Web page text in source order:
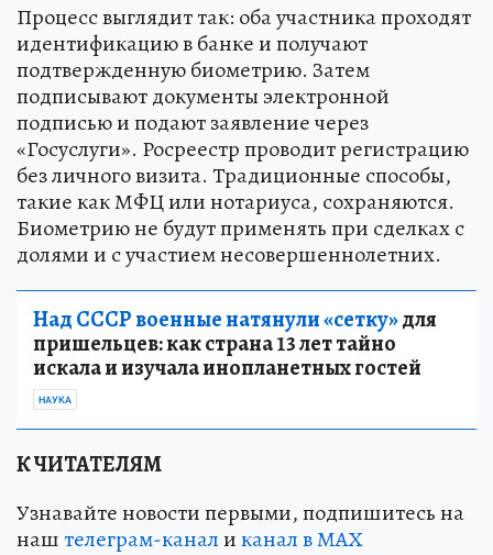
Процесс выглядит так: оба участника проходят
идентификацию в банке и получают
подтвержденную биометрию. Затем
подписывают документы электронной
подписью и подают заявление через
«Госуслуги». Росреестр проводит регистрацию
без личного визита. Традиционные способы,
такие как МФЦ или нотариуса, сохраняются.
Биометрию не будут применять при сделках с
долями и с участием несовершеннолетних.
Над СССР военные натянули «сетку»для
пришельцев: как страна 13 лет тайно
искала и изучала инопланетных гостей
НАУКА
К ЧИТАТЕЛЯМ
Узнавайте новости первыми, подпишитесь на
наштелеграм-каналиканал в МАХ